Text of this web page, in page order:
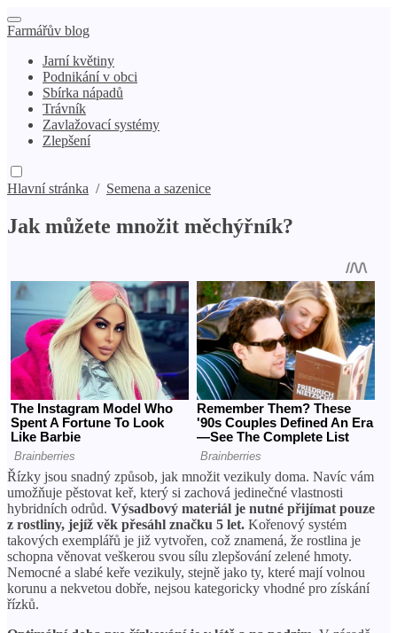
Farmářův blog
Jarní květiny
Podnikání v obci
Sbírka nápadů
Trávník
Zavlažovací systémy
Zlepšení
Hlavní stránka / Semena a sazenice
Jak můžete množit měchýřník?
Řízky jsou snadný způsob, jak množit vezikuly doma. Navíc vám
umožňuje pěstovat keř, který si zachová jedinečné vlastnosti
hybridních odrůd. Výsadbový materiál je nutné přijímat pouze
z rostliny, jejíž věk přesáhl značku 5 let. Kořenový systém
takových exemplářů je již vytvořen, což znamená, že rostlina je
schopna věnovat veškerou svou sílu zlepšování zelené hmoty.
Nemocné a slabé keře vezikuly, stejně jako ty, které mají volnou
korunu a nekvetou dobře, nejsou kategoricky vhodné pro získání
řízků.